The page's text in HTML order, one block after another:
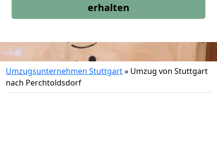
erhalten
Umzugsunternehmen Stuttgart» Umzug von Stuttgart
nach Perchtoldsdorf